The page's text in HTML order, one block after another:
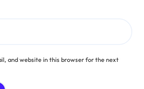
and website in this browser for the next